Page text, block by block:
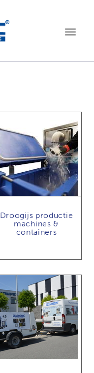
Toggle
Droogijs productie
machines &
containers